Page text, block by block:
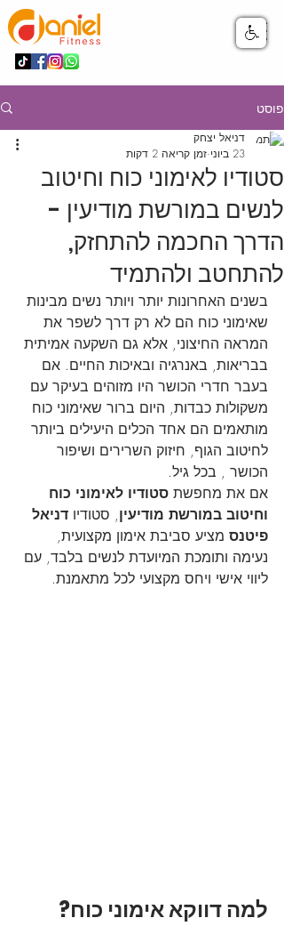
פוסט
סטודיו לאימוני כוח וחיטוב
לנשים במורשת מודיעין -
הדרך החכמה להתחזק,
להתחטב ולהתמיד
דניאל יצחק
23 ביוני
זמן קריאה 2 דקות
בשנים האחרונות יותר ויותר נשים מבינות
שאימוני כוח הם לא רק דרך לשפר את
המראה החיצוני, אלא גם השקעה אמיתית
בבריאות, באנרגיה ובאיכות החיים. אם
בעבר חדרי הכושר היו מזוהים בעיקר עם
משקולות כבדות, היום ברור שאימוני כוח
מותאמים הם אחד הכלים היעילים ביותר
לחיטוב הגוף, חיזוק השרירים ושיפור
הכושר , בכל גיל.
אם את מחפשת סטודיו לאימוני כוח
וחיטוב במורשת מודיעין, סטודיו דניאל
פיטנס מציע סביבת אימון מקצועית,
נעימה ותומכת המיועדת לנשים בלבד, עם
ליווי אישי ויחס מקצועי לכל מתאמנת.
למה דווקא אימוני כוח?